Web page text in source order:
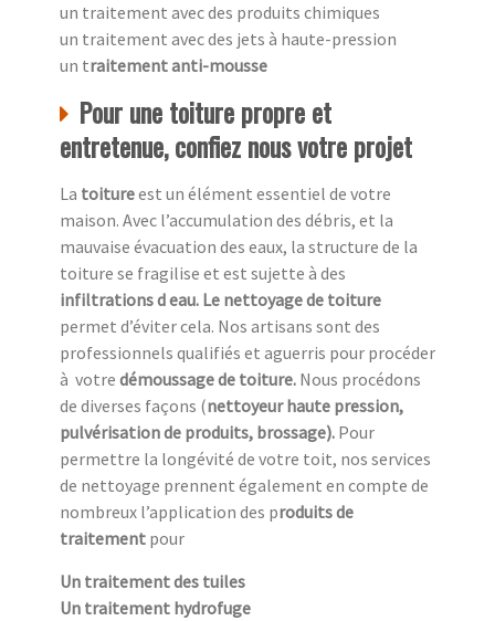
un traitement avec des produits chimiques
un traitement avec des jets à haute-pression
un traitement anti-mousse
Pour une toiture propre et
entretenue, confiez nous votre projet
La toitureest un élément essentiel de votre
maison. Avec l’accumulation des débris, et la
mauvaise évacuation des eaux, la structure de la
toiture se fragilise et est sujette à des
infiltrations d eau. Le nettoyage de toiture
permet d’éviter cela. Nos artisans sont des
professionnels qualifiés et aguerris pour procéder
à votre démoussage de toiture. Nous procédons
de diverses façons (nettoyeur haute pression,
pulvérisation de produits, brossage). Pour
permettre la longévité de votre toit, nos services
de nettoyage prennent également en compte de
nombreux l’application des produits de
traitement pour
Un traitement des tuiles
Un traitement hydrofuge